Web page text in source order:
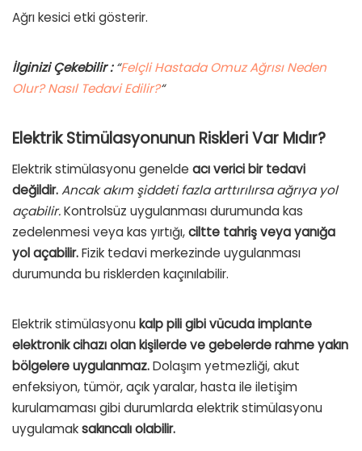
Ağrı kesici etki gösterir.
İlginizi Çekebilir :“Felçli Hastada Omuz Ağrısı Neden
Olur? Nasıl Tedavi Edilir?“
Elektrik Stimülasyonunun Riskleri Var Mıdır?
Elektrik stimülasyonu genelde acı verici bir tedavi
değildir.Ancak akım şiddeti fazla arttırılırsa ağrıya yol
açabilir.Kontrolsüz uygulanması durumunda kas
zedelenmesi veya kas yırtığı,ciltte tahriş veya yanığa
yol açabilir.Fizik tedavi merkezinde uygulanması
durumunda bu risklerden kaçınılabilir.
Elektrik stimülasyonu kalp pili gibi vücuda implante
elektronik cihazı olan kişilerde ve gebelerde rahme yakın
bölgelere uygulanmaz.Dolaşım yetmezliği, akut
enfeksiyon, tümör, açık yaralar, hasta ile iletişim
kurulamaması gibi durumlarda elektrik stimülasyonu
uygulamaksakıncalı olabilir.